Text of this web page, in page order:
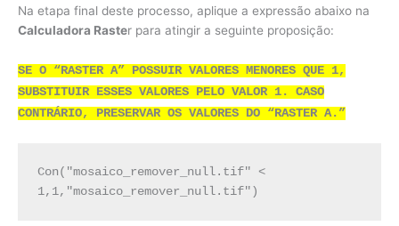
Na etapa final deste processo, aplique a expressão abaixo na
Calculadora Raster para atingir a seguinte proposição:
SE O “RASTER A” POSSUIR VALORES MENORES QUE 1,
SUBSTITUIR ESSES VALORES PELO VALOR 1. CASO
CONTRÁRIO, PRESERVAR OS VALORES DO “RASTER A.”
Con("mosaico_remover_null.tif" <
1,1,"mosaico_remover_null.tif")